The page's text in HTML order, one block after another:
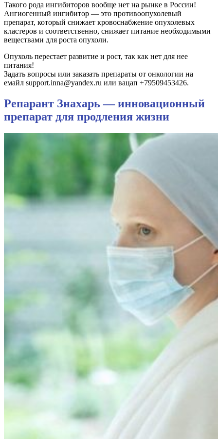
Такого рода ингибиторов вообще нет на рынке в России!
Ангиогенный ингибитор — это противоопухолевый
препарат, который снижает кровоснабжение опухолевых
кластеров и соответственно, снижает питание необходимыми
веществами для роста опухоли.
Опухоль перестает развитие и рост, так как нет для нее
питания!
Задать вопросы или заказать препараты от онкологии на
емайл support.inna@yandex.ru или вацап +79509453426.
Репарант Знахарь — инновационный
препарат для продления жизни